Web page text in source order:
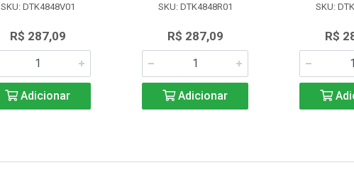
SKU: DTK4848V01
R$ 287,09
Adicionar
SKU: DTK4848R01
R$ 287,09
Adicionar
SKU:
R$